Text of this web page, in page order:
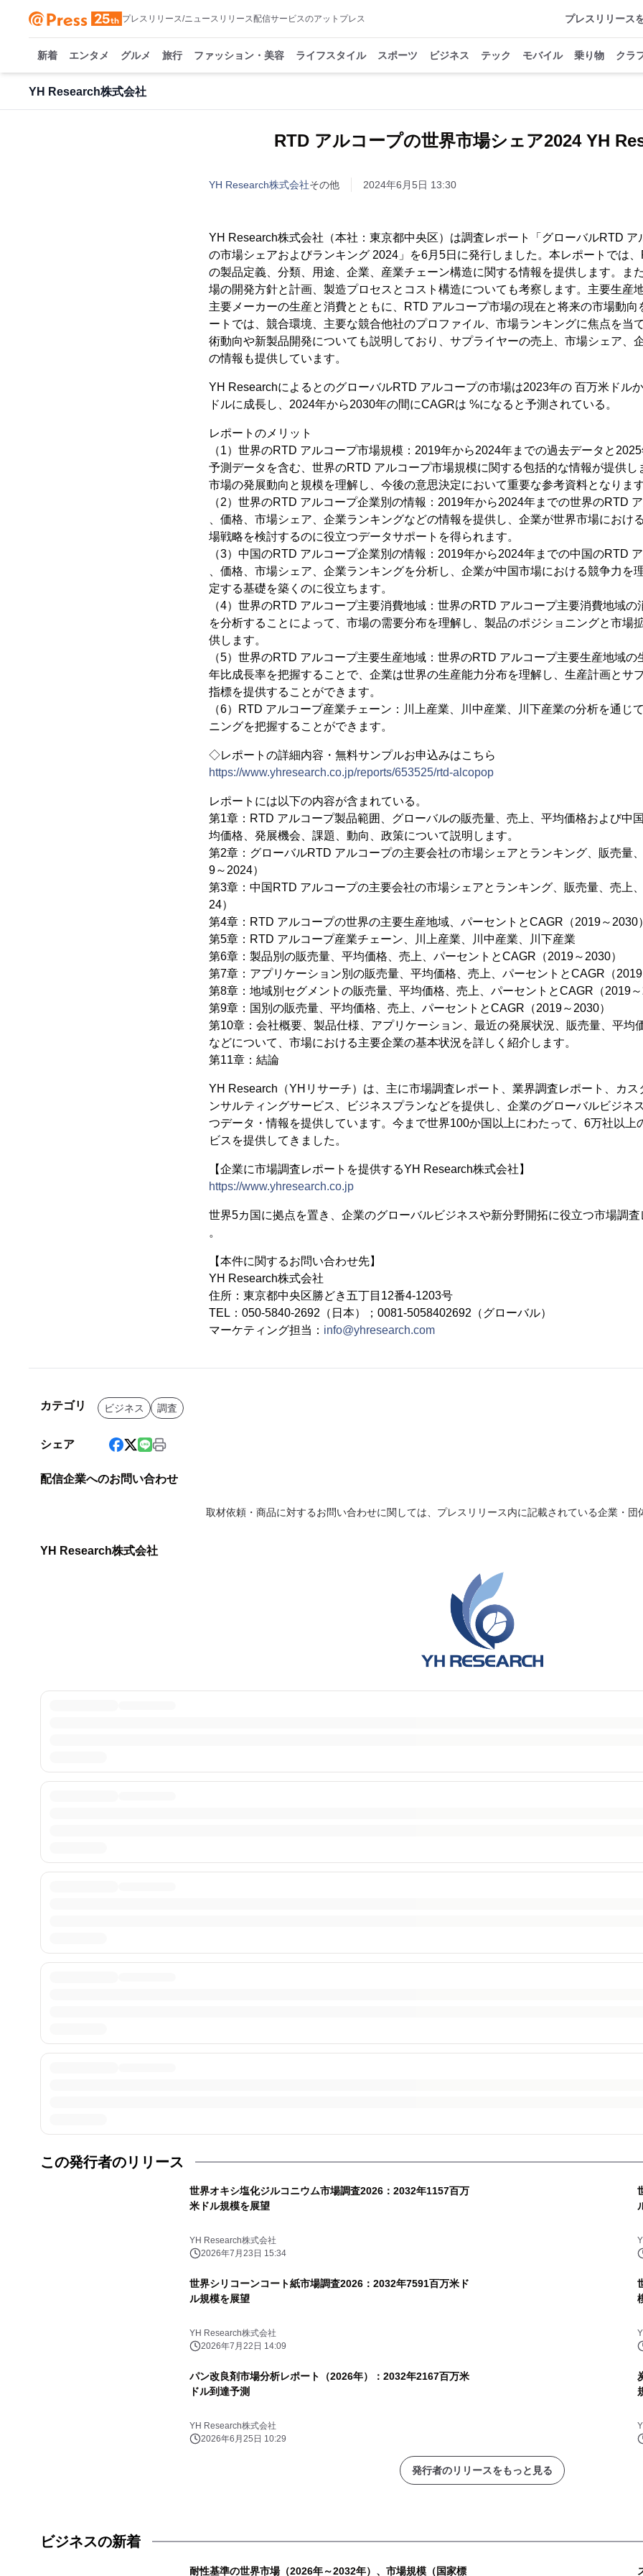
プレスリリース/ニュースリリース配信サービスのアットプレス プレスリリース
新着 エンタメ グルメ 旅行 ファッション・美容 ライフスタイル スポーツ ビジネス テック モバイル 乗り物 クラ
YH Research株式会社
RTD アルコープの世界市場シェア2024 YH
YH Research株式会社その他 2024年6月5日 13:30
YH Research株式会社（本社：東京都中央区）は調査レポート「グローバルRTD ア
の市場シェアおよびランキング 2024」を6月5日に発行しました。本レポートでは
の製品定義、分類、用途、企業、産業チェーン構造に関する情報を提供します。ま
場の開発方針と計画、製造プロセスとコスト構造についても考察します。主要生産
主要メーカーの生産と消費とともに、RTD アルコープ市場の現在と将来の市場動向
ートでは、競合環境、主要な競合他社のプロファイル、市場ランキングに焦点を当
術動向や新製品開発についても説明しており、サプライヤーの売上、市場シェア、
の情報も提供しています。
YH ResearchによるとのグローバルRTD アルコープの市場は2023年の 百万米ドル
ドルに成長し、2024年から2030年の間にCAGRは %になると予測されている。
レポートのメリット
（1）世界のRTD アルコープ市場規模：2019年から2024年までの過去データと
予測データを含む、世界のRTD アルコープ市場規模に関する包括的な情報が提供し
市場の発展動向と規模を理解し、今後の意思決定において重要な参考資料となります
（2）世界のRTD アルコープ企業別の情報：2019年から2024年までの世界のRTD
、価格、市場シェア、企業ランキングなどの情報を提供し、企業が世界市場におけ
場戦略を検討するのに役立つデータサポートを得られます。
（3）中国のRTD アルコープ企業別の情報：2019年から2024年までの中国のRTD
、価格、市場シェア、企業ランキングを分析し、企業が中国市場における競争力を
定する基礎を築くのに役立ちます。
（4）世界のRTD アルコープ主要消費地域：世界のRTD アルコープ主要消費地域の
を分析することによって、市場の需要分布を理解し、製品のポジショニングと市場
供します。
（5）世界のRTD アルコープ主要生産地域：世界のRTD アルコープ主要生産地域の
年比成長率を把握することで、企業は世界の生産能力分布を理解し、生産計画とサ
指標を提供することができます。
（6）RTD アルコープ産業チェーン：川上産業、川中産業、川下産業の分析を通じ
ニングを把握することができます。
◇レポートの詳細内容・無料サンプルお申込みはこちら
https://www.yhresearch.co.jp/reports/653525/rtd-alcopop
レポートには以下の内容が含まれている。
第1章：RTD アルコープ製品範囲、グローバルの販売量、売上、平均価格および中
均価格、発展機会、課題、動向、政策について説明します。
第2章：グローバルRTD アルコープの主要会社の市場シェアとランキング、販売量
9～2024）
第3章：中国RTD アルコープの主要会社の市場シェアとランキング、販売量、売上
24）
第4章：RTD アルコープの世界の主要生産地域、パーセントとCAGR（2019～2030）
第5章：RTD アルコープ産業チェーン、川上産業、川中産業、川下産業
第6章：製品別の販売量、平均価格、売上、パーセントとCAGR（2019～2030）
第7章：アプリケーション別の販売量、平均価格、売上、パーセントとCAGR（2019
第8章：地域別セグメントの販売量、平均価格、売上、パーセントとCAGR（2019～
第9章：国別の販売量、平均価格、売上、パーセントとCAGR（2019～2030）
第10章：会社概要、製品仕様、アプリケーション、最近の発展状況、販売量、平均
などについて、市場における主要企業の基本状況を詳しく紹介します。
第11章：結論
YH Research（YHリサーチ）は、主に市場調査レポート、業界調査レポート、カス
ンサルティングサービス、ビジネスプランなどを提供し、企業のグローバルビジネ
つデータ・情報を提供しています。今まで世界100か国以上にわたって、6万社以上
ビスを提供してきました。
【企業に市場調査レポートを提供するYH Research株式会社】
https://www.yhresearch.co.jp
世界5カ国に拠点を置き、企業のグローバルビジネスや新分野開拓に役立つ市場調
。
【本件に関するお問い合わせ先】
YH Research株式会社
住所：東京都中央区勝どき五丁目12番4-1203号
TEL：050-5840-2692（日本）；0081-5058402692（グローバル）
マーケティング担当： info@yhresearch.com
カテゴリ ビジネス 調査
シェア
配信企業へのお問い合わせ
取材依頼・商品に対するお問い合わせに関しては、プレスリリース内に記載されている企業・団
YH Research株式会社
この発行者のリリース
世界オキシ塩化ジルコニウム市場調査2026：2032年1157百万
米ドル規模を展望
YH Research株式会社
2026年7月23日 15:34
世界シリコーンコート紙市場調査2026：2032年7591百万米ド
ル規模を展望
YH Research株式会社
2026年7月22日 14:09
パン改良剤市場分析レポート（2026年）：2032年2167百万米
ドル到達予測
YH Research株式会社
2026年6月25日 10:29
発行者のリリースをもっと見る
ビジネスの新着
耐性基準の世界市場（2026年～2032年）、市場規模（国家標